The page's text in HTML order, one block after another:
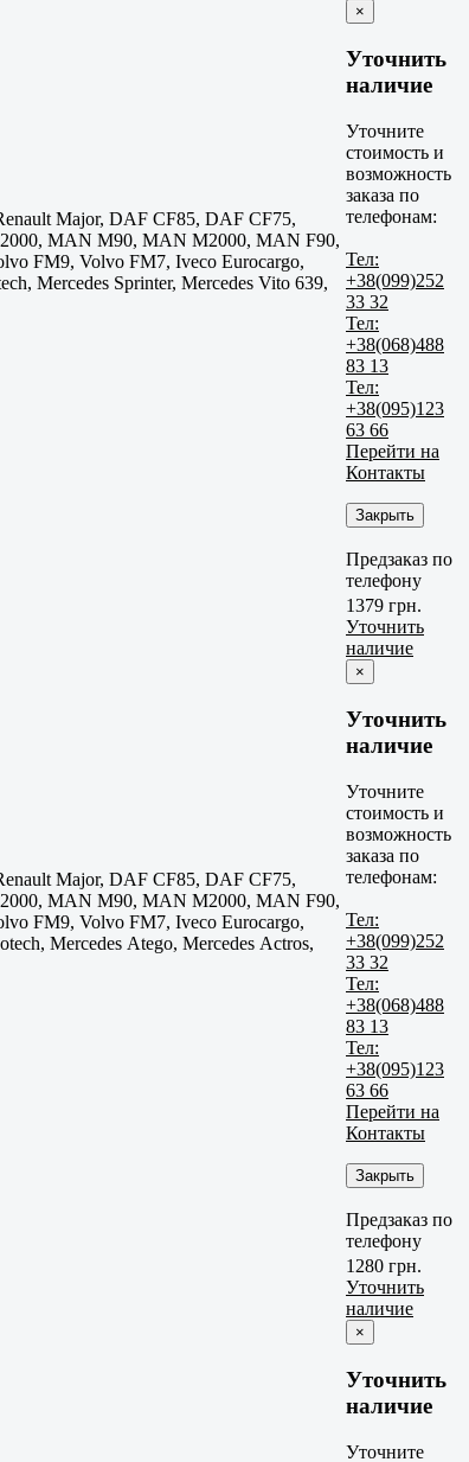
Major, DAF CF85, DAF CF75,
MAN M90, MAN M2000, MAN F90,
FM9, Volvo FM7, Iveco Eurocargo,
Mercedes Sprinter, Mercedes Vito 639,
×
Уточнить
наличие
Уточните
стоимость и
возможность
заказа по
телефонам:
Тел:
+38(099)252
33 32
Тел:
+38(068)488
83 13
Тел:
+38(095)123
63 66
Перейти на
Контакты
Закрыть
Предзаказ по
телефону
Major, DAF CF85, DAF CF75,
MAN M90, MAN M2000, MAN F90,
FM9, Volvo FM7, Iveco Eurocargo,
Mercedes Atego, Mercedes Actros,
1379 грн.
Уточнить
наличие
×
Уточнить
наличие
Уточните
стоимость и
возможность
заказа по
телефонам:
Тел:
+38(099)252
33 32
Тел:
+38(068)488
83 13
Тел:
+38(095)123
63 66
Перейти на
Контакты
Закрыть
Предзаказ по
телефону
1280 грн.
Уточнить
наличие
×
Уточнить
наличие
Уточните